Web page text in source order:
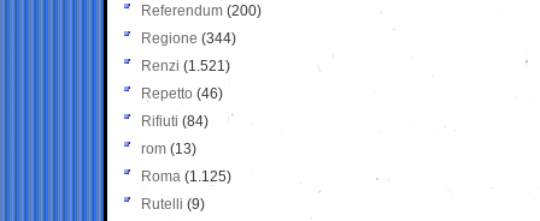
Referendum (200)
Regione (344)
Renzi (1.521)
Repetto (46)
Rifiuti (84)
rom (13)
Roma (1.125)
Rutelli (9)